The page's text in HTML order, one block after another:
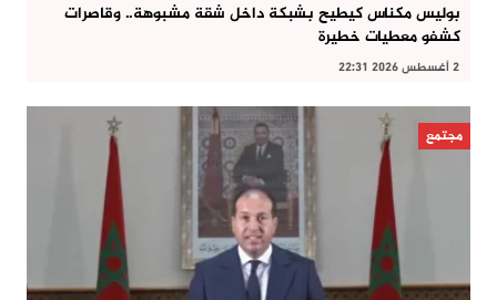
بوليس مكناس كيطيح بشبكة داخل شقة مشبوهة.. وقاصرات
كشفو معطيات خطيرة
2 أغسطس 2026 22:31
مجتمع